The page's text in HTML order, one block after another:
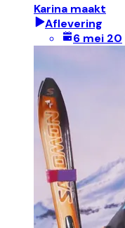
Karina maakt
Aflevering
6 mei 20